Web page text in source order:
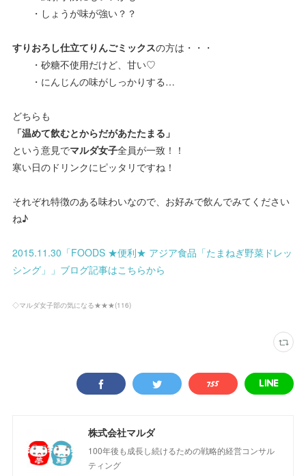
・しょうが味が強い？？
すりおろし仕立てりんごミックスの方は・・・
・砂糖不使用だけど、甘い♡
・にんじんの味がしっかりする…
どちらも
「温めて飲むとからだがあたたまる」
という意見でマルダ女子全員が一致！！
寒い日のドリンクにピッタリですね！
それぞれ特徴のある味わいなので、お好みで飲んでみてください
ね♪
2015.11.30「FOODS ★便利★ アジア食品「たまねぎ野菜ドレッ
シング」」ブログ記事はこちらから
◇マルダ女子部の気になる★★★(116)
株式会社マルダ
100年後も成長し続けるための戦略的経営コンサル
ティング